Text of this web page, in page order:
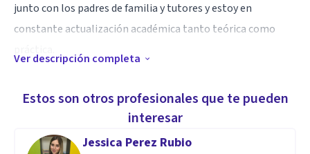
junto con los padres de familia y tutores y estoy en
constante actualización académica tanto teórica como
-Especialidad en Psicoterapia clínica infantil y del
-Certificación en estimulación de la inteligencia.
Ver descripción completa
Estos son otros profesionales que te pueden
interesar
Jessica Perez Rubio